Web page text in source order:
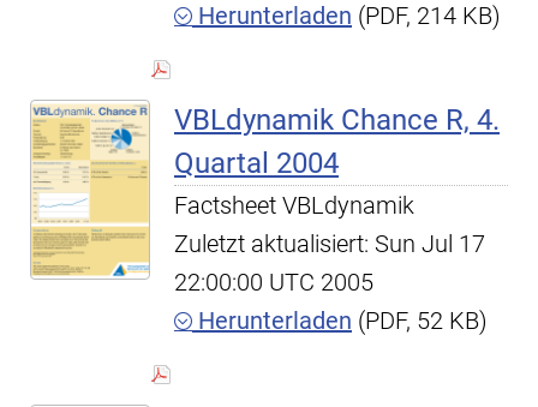
Herunterladen (PDF, 214 KB)
VBLdynamik Chance R, 4.
Quartal 2004
Factsheet VBLdynamik
Zuletzt aktualisiert: Sun Jul 17
22:00:00 UTC 2005
Herunterladen (PDF, 52 KB)